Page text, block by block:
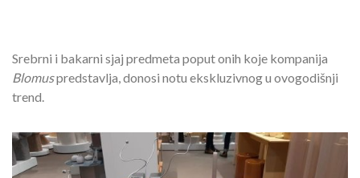
Srebrni i bakarni sjaj predmeta poput onih koje kompanija
Blomuspredstavlja, donosi notu ekskluzivnog u ovogodišnji
trend.